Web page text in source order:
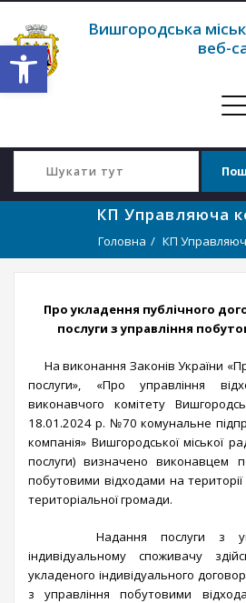
Відкрити Панель інструментів
Вишгородська
веб-
КП Управляюча
Головна КП
Про укладення публічного
послуги з управління
На виконання Законів України
послуги», «Про управління
виконавчого комітету
18.01.2024 р. №70 комунальне
компанія» Вишгородської міської
послуги) визначено виконавцем
побутовими відходами на території
територіальної громади.
Надання послуги з
індивідуальному споживачу
укладеного індивідуального
з управління побутовими